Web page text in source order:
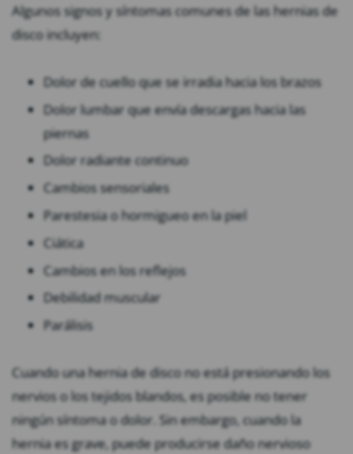
Algunos signos y síntomas comunes de las hernias de
disco incluyen:
Dolor de cuello que se irradia hacia los brazos
Dolor lumbar que envía descargas hacia las
piernas
Dolor radiante continuo
Cambios sensoriales
Parestesia o hormigueo en la piel
Ciática
Cambios en los reflejos
Debilidad muscular
Parálisis
Cuando una hernia de disco no está presionando los
nervios o los tejidos blandos, es posible no tener
ningún síntoma o dolor. Sin embargo, cuando la
hernia es grave, puede producirse daño nervioso